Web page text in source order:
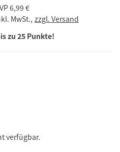
6,99 €
MwSt., zzgl. Versand
zu 25 Punkte!
verfügbar.